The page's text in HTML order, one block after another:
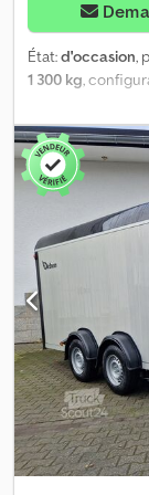
État:d'occasion,
1 300 kg,
longueur de
l’espace de
chargement:1
2 030 mm
,
élévateur, Louez
parfaitement
motos ! Grâce à
accessoires,
randonnées, les
& points forts : -
berceaux à moto
: alarme intégrée
fournissant une
maximale -
et portes
(seulement 33